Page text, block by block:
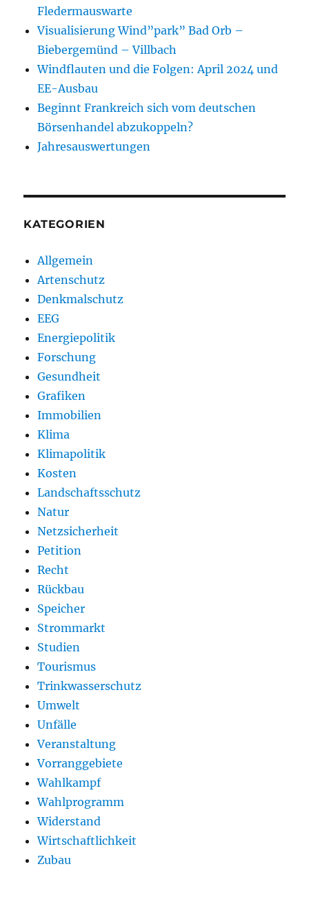
Fledermauswarte
Visualisierung Wind”park” Bad Orb –
Biebergemünd – Villbach
Windflauten und die Folgen: April 2024 und
EE-Ausbau
Beginnt Frankreich sich vom deutschen
Börsenhandel abzukoppeln?
Jahresauswertungen
KATEGORIEN
Allgemein
Artenschutz
Denkmalschutz
EEG
Energiepolitik
Forschung
Gesundheit
Grafiken
Immobilien
Klima
Klimapolitik
Kosten
Landschaftsschutz
Natur
Netzsicherheit
Petition
Recht
Rückbau
Speicher
Strommarkt
Studien
Tourismus
Trinkwasserschutz
Umwelt
Unfälle
Veranstaltung
Vorranggebiete
Wahlkampf
Wahlprogramm
Widerstand
Wirtschaftlichkeit
Zubau